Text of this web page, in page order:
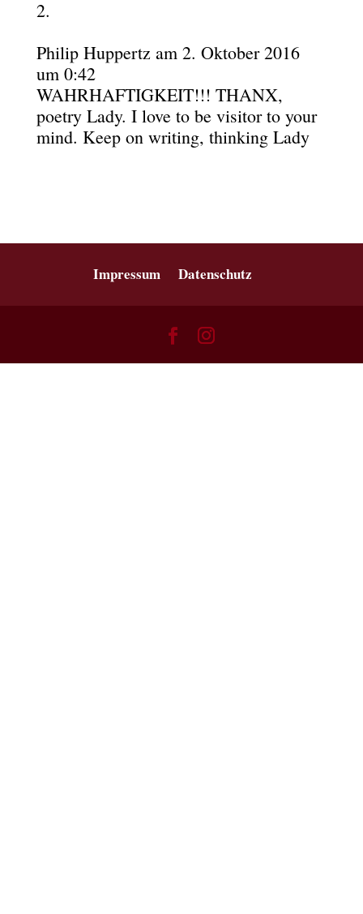
Philip Huppertz am 2. Oktober 2016
um 0:42
WAHRHAFTIGKEIT!!! THANX,
poetry Lady. I love to be visitor to your
mind. Keep on writing, thinking Lady
Impressum Datenschutz